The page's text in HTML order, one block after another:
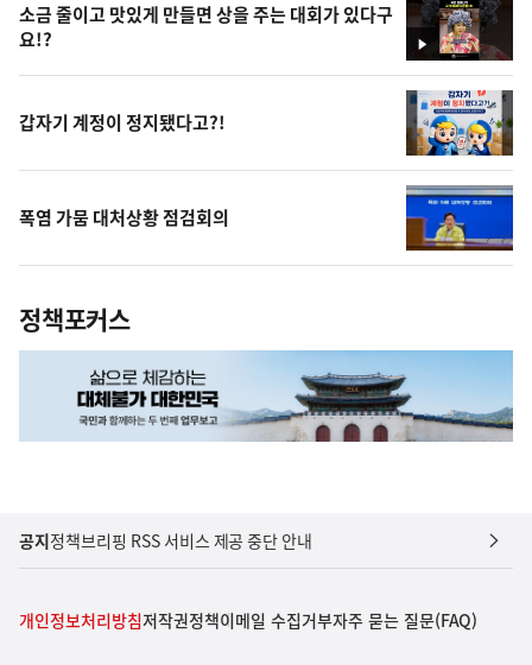
영
상
소금 줄이고 맛있게 만들면 상을 주는 대회가 있다구
요!?
갑자기 계정이 정지됐다고?!
폭염 가뭄 대처상황 점검회의
정책포커스
공지정책브리핑 RSS 서비스 제공 중단 안내
개인정보처리방침저작권정책이메일 수집거부자주 묻는 질문(FAQ)